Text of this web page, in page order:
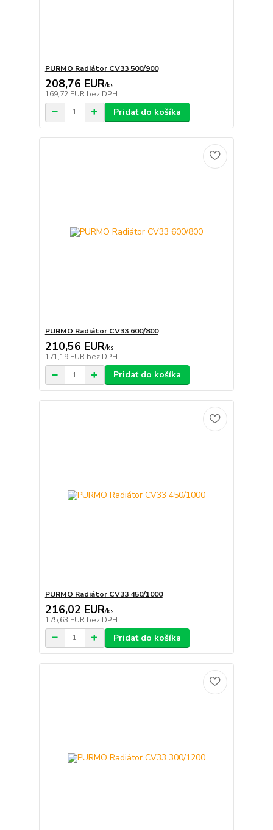
PURMO Radiátor CV33 500/900
208,76 EUR/ks
169,72 EUR bez DPH
Pridať do košíka
PURMO Radiátor CV33 600/800
210,56 EUR/ks
171,19 EUR bez DPH
Pridať do košíka
PURMO Radiátor CV33 450/1000
216,02 EUR/ks
175,63 EUR bez DPH
Pridať do košíka